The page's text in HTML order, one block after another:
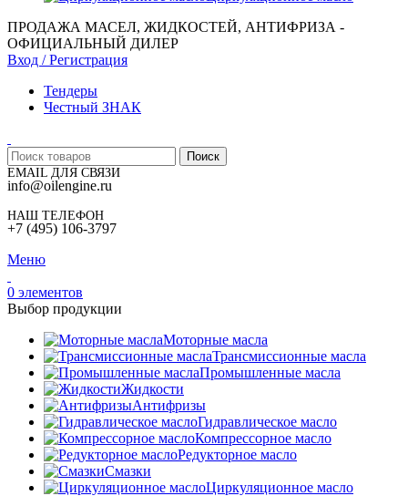
ПРОДАЖА МАСЕЛ, ЖИДКОСТЕЙ, АНТИФРИЗА -
ОФИЦИАЛЬНЫЙ ДИЛЕР
Вход / Регистрация
Тендеры
Честный ЗНАК
Поиск
EMAIL ДЛЯ СВЯЗИ
info@oilengine.ru
НАШ ТЕЛЕФОН
+7 (495) 106-3797
Меню
0 элементов
Выбор продукции
Моторные масла
Трансмиссионные масла
Промышленные масла
Жидкости
Антифризы
Гидравлическое масло
Компрессорное масло
Редукторное масло
Смазки
Циркуляционное масло